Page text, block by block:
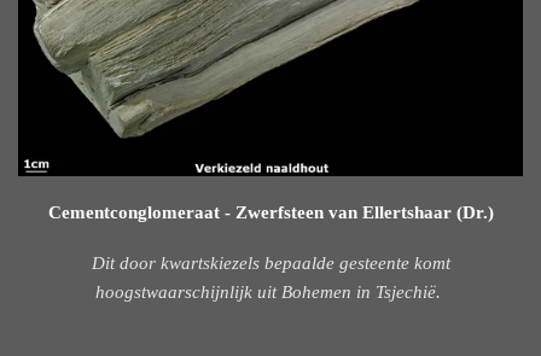
Cementconglomeraat - Zwerfsteen van Ellertshaar (Dr.)
Dit door kwartskiezels bepaalde gesteente komt
hoogstwaarschijnlijk uit Bohemen in Tsjechië.